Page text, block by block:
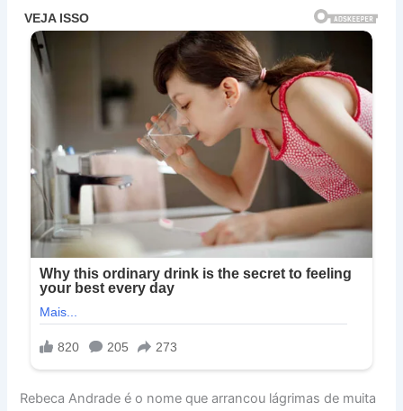
Rebeca Andrade é o nome que arrancou lágrimas de muita